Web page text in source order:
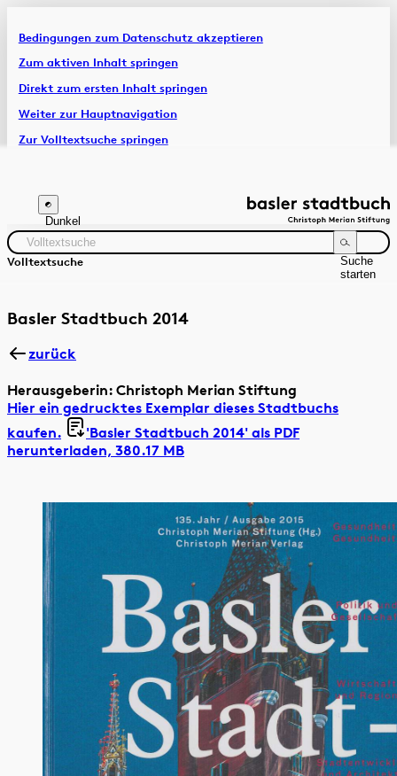
Bedingungen zum Datenschutz akzeptieren
Zum aktiven Inhalt springen
Direkt zum ersten Inhalt springen
Weiter zur Hauptnavigation
Zur Volltextsuche springen
Artikel & Dossiers
Chronik
Dunkel
Volltextsuche
Suche
starten
Zeitraum Autor:in
Basler Stadtbuch 2014
zurück
Herausgeberin: Christoph Merian Stiftung
Hier ein gedrucktes Exemplar dieses Stadtbuchs
kaufen.
'Basler Stadtbuch 2014' als PDF
herunterladen, 380.17 MB